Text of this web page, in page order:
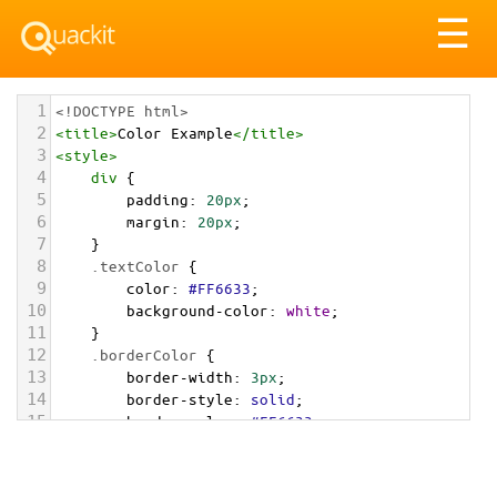
☰
1 <!DOCTYPE html>
2 <title>Color Example</title>
3 <style>
4 div {
5 padding: 20px;
6 margin: 20px;
7 }
8 .textColor {
9 color: #FF6633;
10 background-color: white;
11 }
12 .borderColor {
13 border-width: 3px;
14 border-style: solid;
15 border-color: #FF6633;